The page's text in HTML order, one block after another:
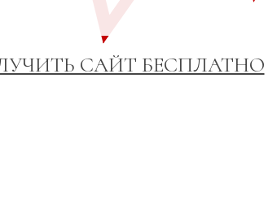
САЙТ БЕСПЛАТНО